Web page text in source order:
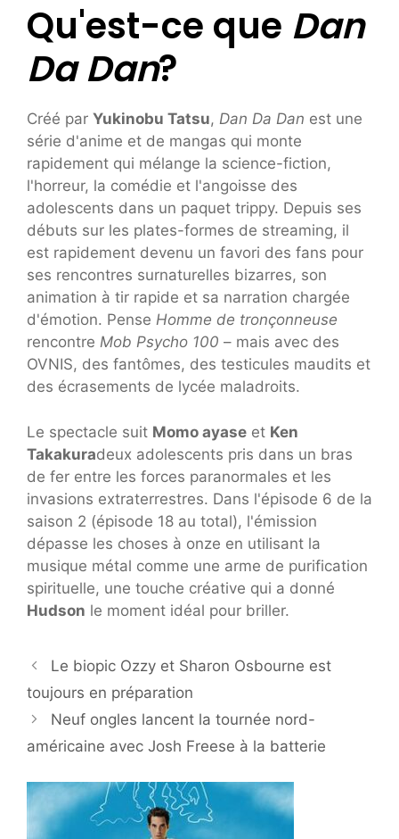
Qu'est-ce que Dan
Da Dan?
Créé par Yukinobu Tatsu, Dan Da Dan est une
série d'anime et de mangas qui monte
rapidement qui mélange la science-fiction,
l'horreur, la comédie et l'angoisse des
adolescents dans un paquet trippy. Depuis ses
débuts sur les plates-formes de streaming, il
est rapidement devenu un favori des fans pour
ses rencontres surnaturelles bizarres, son
animation à tir rapide et sa narration chargée
d'émotion. Pense Homme de tronçonneuse
rencontre Mob Psycho 100 – mais avec des
OVNIS, des fantômes, des testicules maudits et
des écrasements de lycée maladroits.
Le spectacle suit Momo ayase et Ken
Takakuradeux adolescents pris dans un bras
de fer entre les forces paranormales et les
invasions extraterrestres. Dans l'épisode 6 de la
saison 2 (épisode 18 au total), l'émission
dépasse les choses à onze en utilisant la
musique métal comme une arme de purification
spirituelle, une touche créative qui a donné
Hudson le moment idéal pour briller.
Le biopic Ozzy et Sharon Osbourne est
toujours en préparation
Neuf ongles lancent la tournée nord-
américaine avec Josh Freese à la batterie